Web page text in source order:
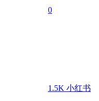
0
1.5K 小红书